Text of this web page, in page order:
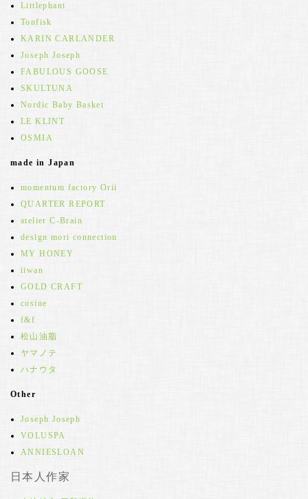
Littlephant
Tonfisk
KARIN CARLANDER
Joseph Joseph
FABULOUS GOOSE
SKULTUNA
Nordic Baby Basket
LE KLINT
OSMIA
made in Japan
momentum factory Orii
QUARTER REPORT
atelier C-Brain
design mori connection
MY HONEY
iiwan
GOLD CRAFT
cosine
f&f
松山油脂
ヤマノテ
ハナウタ
Other
Joseph Joseph
VOLUSPA
ANNIESLOAN
日本人作家